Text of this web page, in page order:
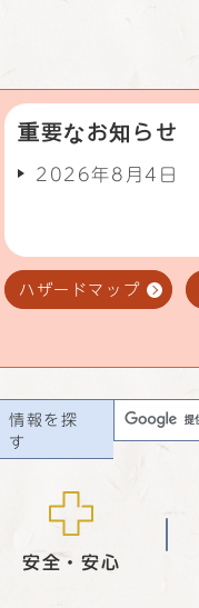
重要なお知らせ
2026年8月4日
ハザードマップ
情報を探
す
安全・安心